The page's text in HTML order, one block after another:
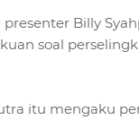
Billy
soal
itu mengaku